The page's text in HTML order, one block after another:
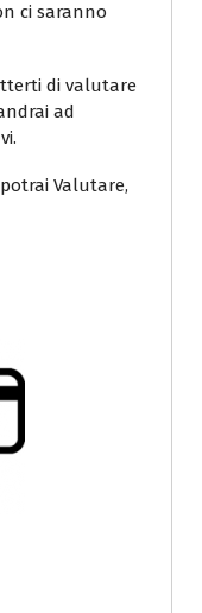
ci saranno
di valutare
ad
Valutare,